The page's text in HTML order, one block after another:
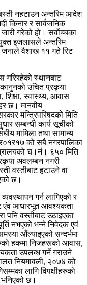
नहटाउन अन्तरिम आदेश
किनार र सार्वजनिक
गरेको हो। सर्वोच्चका
इजलासले अन्तरिम
वैशाख ११ गते रिट
गरिरहेको स्थानबाट
कानुनको उचित प्रकृया
शिक्षा, स्वास्थ्य, आवास
छ। मानवीय
मन्त्रिपरिषदको मिति
सम्बन्धी कार्य सूचीको
मामिला तथा सामान्य
को सबै नगरपालिका
च।नं। ६५० मिति
अवलम्बन नगरी
वस्तीबाट हटाउने वा
छ।
गर्न लागिएको र
एंव आधारभूत आवश्यकता
पनि वस्तीबाट उठाइएका
नभएको भन्ने निवेदक एवं
औंल्याइएको सन्दर्भमा
हकमा निजहरूको आवास,
उपलब्ध गर्ने गराउने
नियमावली, २०७४ को
लागि विपक्षीहरुको
छ।